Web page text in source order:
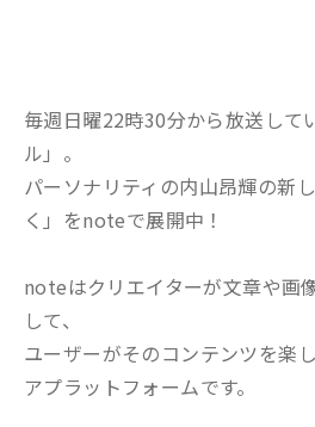
毎週日曜22時30分から放送して
ル」。
パーソナリティの内山昂輝の新
く」をnoteで展開中！
noteはクリエイターが文章や画
して、
ユーザーがそのコンテンツを楽
アプラットフォームです。